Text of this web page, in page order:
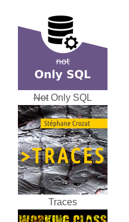
NotOnly SQL
Traces